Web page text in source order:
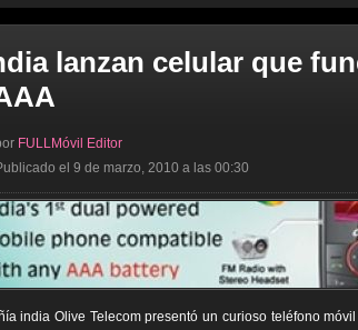
lanzan celular que
FULLMóvil Editor
el 9 de marzo, 2010 a las 00:30
india Olive Telecom presentó un curioso teléfono